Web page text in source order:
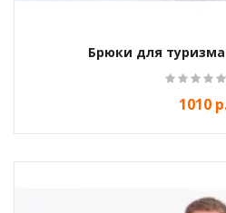
Брюки для
1010